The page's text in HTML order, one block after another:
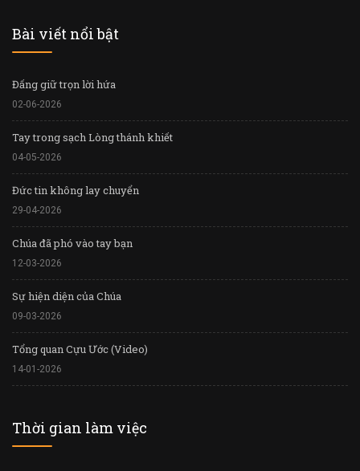
Bài viết nổi bật
Đấng giữ trọn lời hứa
02-06-2026
Tay trong sạch Lòng thánh khiết
04-05-2026
Đức tin không lay chuyển
29-04-2026
Chúa đã phó vào tay bạn
12-03-2026
Sự hiện diện của Chúa
09-03-2026
Tổng quan Cựu Ước (Video)
14-01-2026
Thời gian làm việc